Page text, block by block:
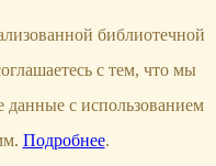
библиотечной
с тем, что мы
данные с использованием
Подробнее.